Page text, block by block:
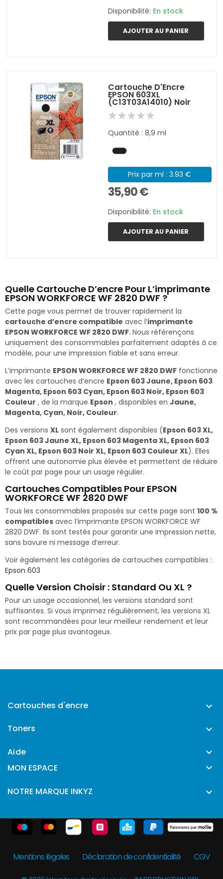
Disponibilité: En stock
AJOUTER AU PANIER
Cartouche D'Encre
EPSON 603XL
(C13T03A14010) Noir
Quantité : 8,9 ml
Prix par ml : 3.93 €
35,90 €
Disponibilité: En stock
AJOUTER AU PANIER
Quelle Cartouche D’encre Pour L’imprimante
EPSON WORKFORCE WF 2820 DWF ?
Cette page vous permet de trouver rapidement la
cartouche d’encre compatible avec l’imprimante
EPSON WORKFORCE WF 2820 DWF. Nous référençons
uniquement des consommables parfaitement adaptés à ce
modèle, pour une impression fiable et sans erreur.
L’imprimante EPSON WORKFORCE WF 2820 DWF fonctionne
avec les cartouches d’encre Epson 603 Jaune, Epson 603
Magenta, Epson 603 Cyan, Epson 603 Noir, Epson 603
Couleur , de la marque Epson , disponibles en Jaune,
Magenta, Cyan, Noir, Couleur.
Des versions XL sont également disponibles (Epson 603 XL,
Epson 603 Jaune XL, Epson 603 Magenta XL, Epson 603
Cyan XL, Epson 603 Noir XL, Epson 603 Couleur XL). Elles
offrent une autonomie plus élevée et permettent de réduire
le coût par page pour un usage régulier.
Cartouches Compatibles Pour EPSON
WORKFORCE WF 2820 DWF
Tous les consommables proposés sur cette page sont 100 %
compatibles avec l’imprimante EPSON WORKFORCE WF
2820 DWF. Ils sont testés pour garantir une impression nette,
sans bavure ni message d’erreur.
Voir également les catégories de cartouches compatibles :
Epson 603
Quelle Version Choisir : Standard Ou XL ?
Pour un usage occasionnel, les versions standard sont
suffisantes. Si vous imprimez régulièrement, les versions XL
sont recommandées pour leur meilleur rendement et leur
prix par page plus avantageux.
Cartouches d'encre 
Toners 
Aide 
MON ESPACE 
NOTRE MARQUE INKYZ 
Mentions légales Déclaration de confidentialité CGV